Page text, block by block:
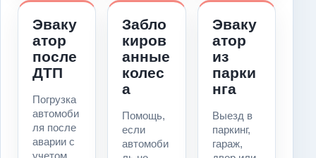
Эваку
атор
после
ДТП
Погрузка
автомоби
ля после
аварии с
учетом
Забло
киров
анные
колес
а
Помощь,
если
автомоби
Эваку
атор
из
парки
нга
Выезд в
паркинг,
гараж,